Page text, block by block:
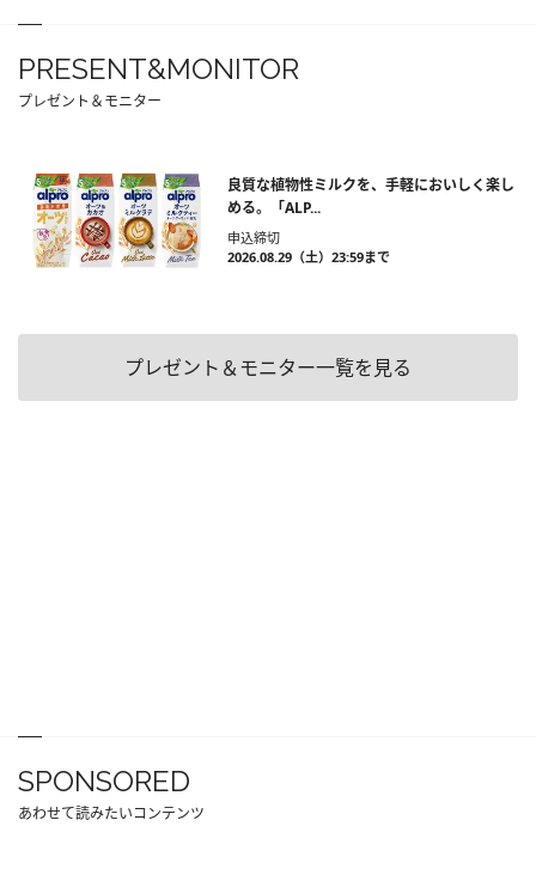
PRESENT&MONITOR
プレゼント＆モニター
良質な植物性ミルクを、手軽においしく楽し
める。「ALP...
申込締切
2026.08.29（土）23:59まで
プレゼント＆モニター一覧を見る
SPONSORED
あわせて読みたいコンテンツ